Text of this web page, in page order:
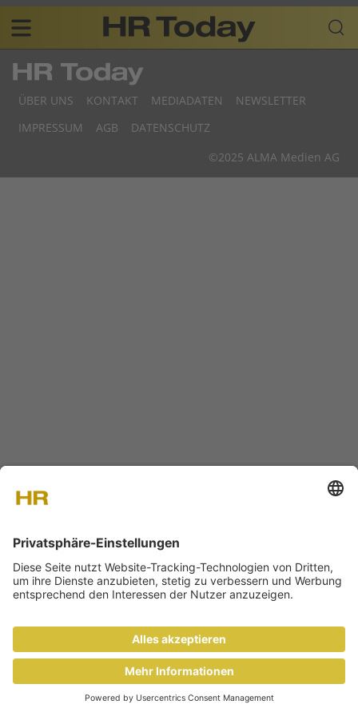
Skip
content
Plattform
für
Human
Resources
Main
navigation
DE
ÜBER UNS KONTAKT MEDIADATEN
NEWSLETTER
IMPRESSUM
AGB
DATENSCHUTZ
©2025 ALMA Medien AG